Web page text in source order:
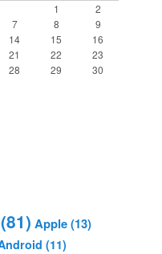
1
2
7 8
9
14 15
16
21 22
23
28 29
30
(81) Apple(13)
(11)